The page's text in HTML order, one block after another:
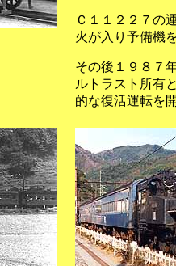
Ｃ１１２２７の
火が入り予備機
その後１９８７
ルトラスト所有
的な復活運転を